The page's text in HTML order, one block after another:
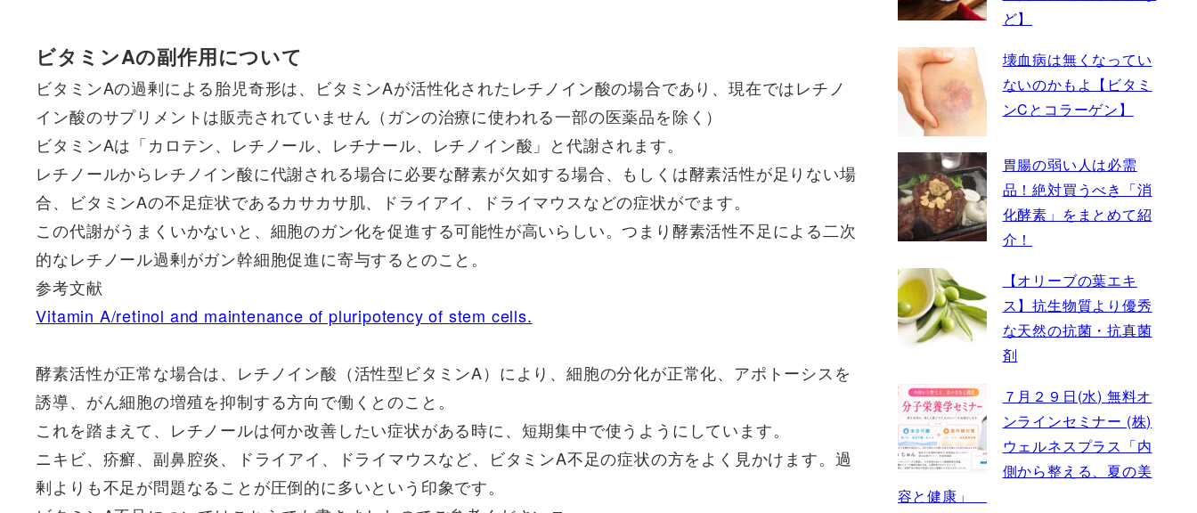
ビタミンAの副作用について
ビタミンAの過剰による胎児奇形は、ビタミンAが活性化されたレチノイン酸の場合であり、現在ではレチノ
イン酸のサプリメントは販売されていません（ガンの治療に使われる一部の医薬品を除く）
ビタミンAは「カロテン、レチノール、レチナール、レチノイン酸」と代謝されます。
レチノールからレチノイン酸に代謝される場合に必要な酵素が欠如する場合、もしくは酵素活性が足りない場
合、ビタミンAの不足症状であるカサカサ肌、ドライアイ、ドライマウスなどの症状がでます。
この代謝がうまくいかないと、細胞のガン化を促進する可能性が高いらしい。つまり酵素活性不足による二次
的なレチノール過剰がガン幹細胞促進に寄与するとのこと。
参考文献
Vitamin A/retinol and maintenance of pluripotency of stem cells.
酵素活性が正常な場合は、レチノイン酸（活性型ビタミンA）により、細胞の分化が正常化、アポトーシスを
誘導、がん細胞の増殖を抑制する方向で働くとのこと。
これを踏まえて、レチノールは何か改善したい症状がある時に、短期集中で使うようにしています。
ニキビ、疥癬、副鼻腔炎、ドライアイ、ドライマウスなど、ビタミンA不足の症状の方をよく見かけます。過
剰よりも不足が問題なることが圧倒的に多いという印象です。
ど】
壊血病は無くなってい
ないのかもよ【ビタミ
ンCとコラーゲン】
胃腸の弱い人は必需
品！絶対買うべき「消
化酵素」をまとめて紹
介！
【オリーブの葉エキ
ス】抗生物質より優秀
な天然の抗菌・抗真菌
剤
７月２９日(水) 無料オ
ンラインセミナー (株)
ウェルネスプラス「内
側から整える、夏の美
容と健康」